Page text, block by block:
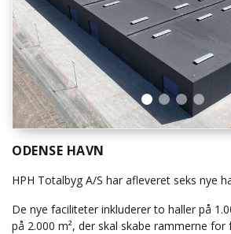
ODENSE HAVN
HPH Totalbyg A/S har afleveret seks nye
De nye faciliteter inkluderer to haller på
på 2.000 m², der skal skabe rammerne